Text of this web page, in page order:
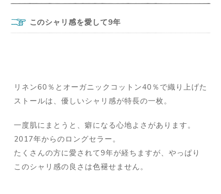
このシャリ感を愛して9年
リネン60％とオーガニックコットン40％で織り上げた
ストールは、優しいシャリ感が特長の一枚。
一度肌にまとうと、癖になる心地よさがあります。
2017年からのロングセラー。
たくさんの方に愛されて9年が経ちますが、やっぱり
このシャリ感の良さは色褪せません。